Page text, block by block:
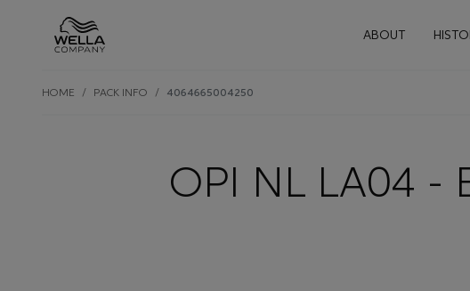
Main
ABOUT
HOME PACK INFO 4064665004250
OPI NL LA04 -